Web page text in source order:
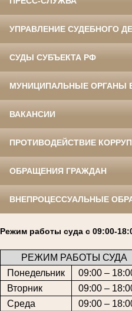
УПРАВЛЕНИЕ СУДЕБНОГО
СУДЫ СУБЪЕКТА РФ
МУНИЦИПАЛЬНЫЕ ОРГАНЫ
ВАКАНСИИ
ПРОТИВОДЕЙСТВИЕ
ОБРАЩЕНИЯ ГРАЖДАН
ВНЕПРОЦЕССУАЛЬНЫЕ
Режим работы суда с 09:00-
РЕЖИМ РАБОТЫ СУДА
Понедельник
09:00 –
Вторник
09:00 –
Среда
09:00 –